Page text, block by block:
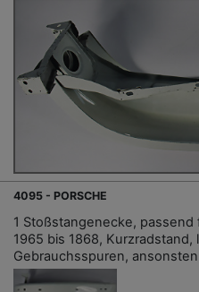
4095 - PORSCHE
1 Stoßstangenecke, passend
1965 bis 1868, Kurzradstand,
Gebrauchsspuren,